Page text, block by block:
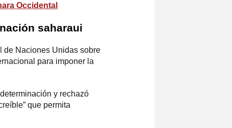
Occidental
saharaui
de Naciones Unidas sobre
para imponer la
y rechazó
que permita